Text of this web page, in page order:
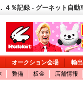
４％記録 - グーネット自動
オークション会場 輸
整備 板金 店舗情報